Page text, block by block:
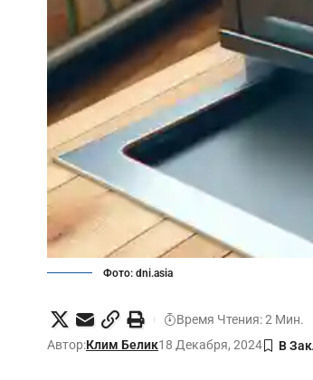
Фото: dni.asia
Автор:Клим Белик18 Декабря, 2024
Время Чтения: 2 Мин.